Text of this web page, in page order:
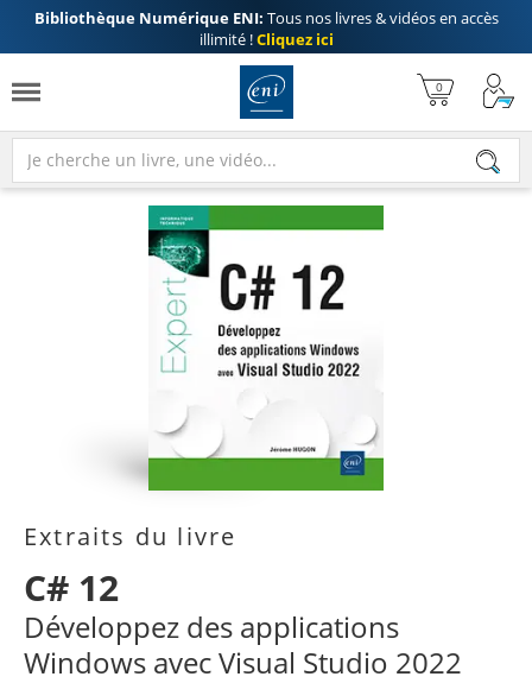
Bibliothèque Numérique ENI: Tous nos livres & vidéos en accès
illimité !Cliquez ici
Extraits du livre
C# 12
Développez des applications
Windows avec Visual Studio 2022